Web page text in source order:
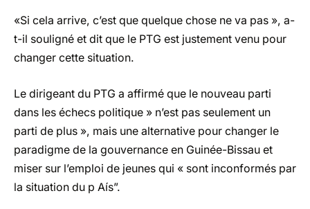
«Si cela arrive, c’est que quelque chose ne va pas », a-
t-il souligné et dit que le PTG est justement venu pour
changer cette situation.
Le dirigeant du PTG a affirmé que le nouveau parti
dans les échecs politique » n’est pas seulement un
parti de plus », mais une alternative pour changer le
paradigme de la gouvernance en Guinée-Bissau et
miser sur l’emploi de jeunes qui « sont inconformés par
la situation du p Aís”.